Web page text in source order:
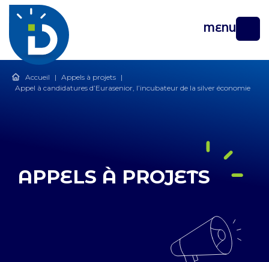
MENU
Accueil | Appels à projets |
Appel à candidatures d’Eurasenior, l’incubateur de la silver économie
APPELS À PROJETS